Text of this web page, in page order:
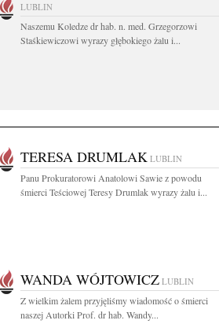
LUBLIN
Naszemu Koledze dr hab. n. med. Grzegorzowi
Staśkiewiczowi wyrazy głębokiego żalu i...
TERESA DRUMLAK LUBLIN
Panu Prokuratorowi Anatolowi Sawie z powodu
śmierci Teściowej Teresy Drumlak wyrazy żalu i...
WANDA WÓJTOWICZ LUBLIN
Z wielkim żalem przyjęliśmy wiadomość o śmierci
naszej Autorki Prof. dr hab. Wandy...